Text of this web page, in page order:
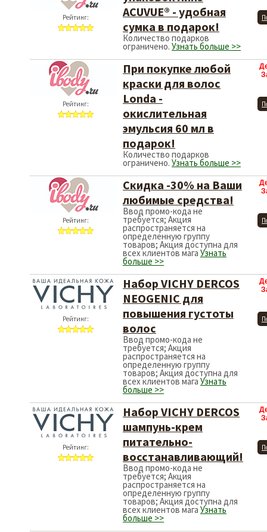
Рейтинг:
ACUVUE® - удобная
сумка в подарок!
Количество подарков
ограничено. Узнать больше >>
Рейтинг:
При покупке любой
краски для волос
Londa -
окислительная
эмульсия 60 мл в
подарок!
Количество подарков
ограничено. Узнать больше >>
Рейтинг:
Скидка -30% на Ваши
любимые средства!
Ввод промо-кода не
требуется; Акция
распространяется на
определенную группу
товаров; Акция доступна для
всех клиентов мага Узнать
больше >>
Рейтинг:
Набор VICHY DERCOS
NEOGENIC для
повышения густоты
волос
Ввод промо-кода не
требуется; Акция
распространяется на
определенную группу
товаров; Акция доступна для
всех клиентов мага Узнать
больше >>
Рейтинг:
Набор VICHY DERCOS
шампунь-крем
питательно-
восстанавливающий!
Ввод промо-кода не
требуется; Акция
распространяется на
определенную группу
товаров; Акция доступна для
всех клиентов мага Узнать
больше >>